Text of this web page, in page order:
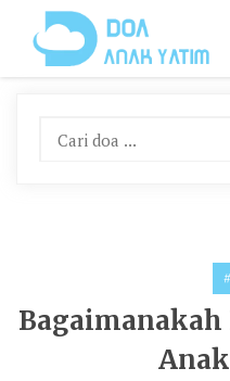
Content
Bagaimanakah